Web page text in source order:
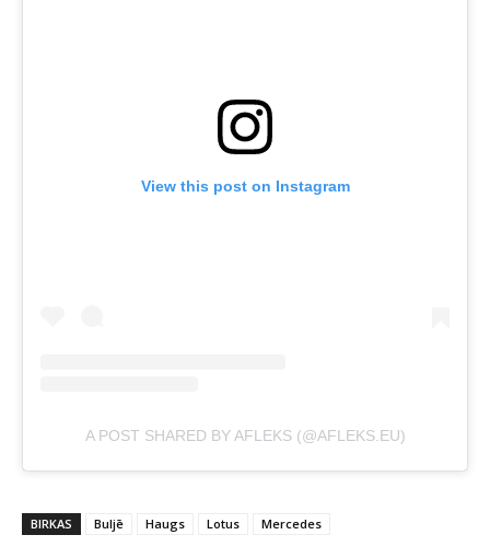
View this post on Instagram
A POST SHARED BY AFLEKS (@AFLEKS.EU)
BIRKAS Buljē Haugs Lotus Mercedes